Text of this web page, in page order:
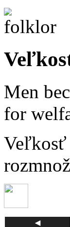
Men
for
Veľkosť
◀